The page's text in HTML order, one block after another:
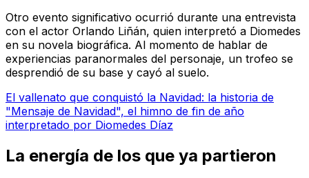
Otro evento significativo ocurrió durante una entrevista
con el actor Orlando Liñán, quien interpretó a Diomedes
en su novela biográfica. Al momento de hablar de
experiencias paranormales del personaje, un trofeo se
desprendió de su base y cayó al suelo.
El vallenato que conquistó la Navidad: la historia de
"Mensaje de Navidad", el himno de fin de año
interpretado por Diomedes Díaz
La energía de los que ya partieron